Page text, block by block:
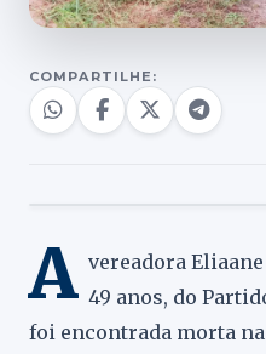
COMPARTILHE:
A vereadora
49 anos, do
foi encontrada morta